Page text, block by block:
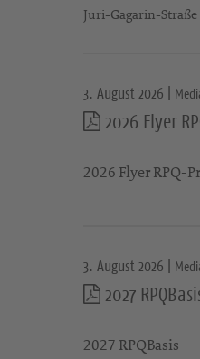
Juri-Gagarin-
3. August 2026 |
2026 Flyer
2026 Flyer RPQ-
3. August 2026 |
2027
2027 RPQBasis